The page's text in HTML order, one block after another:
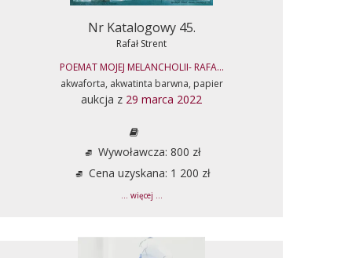
Nr Katalogowy 45.
Rafał Strent
POEMAT MOJEJ MELANCHOLII- RAFA...
akwaforta, akwatinta barwna, papier
aukcja z 29 marca 2022
Wywoławcza: 800 zł
Cena uzyskana: 1 200 zł
... więcej ...